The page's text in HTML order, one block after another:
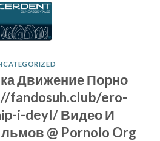
Движение Порно
fandosuh.club/ero-
i-deyl/ Видео И
@ Pornoio Org